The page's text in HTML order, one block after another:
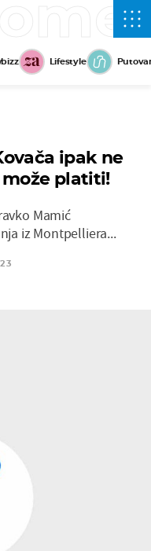
Lifestyle
ipak ne
platiti!
Mamić
iz Montpelliera...